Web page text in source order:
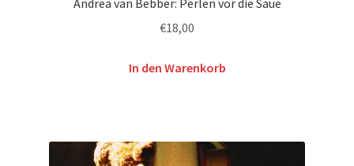
Andrea van Bebber: Perlen vor die Säue
€18,00
In den Warenkorb